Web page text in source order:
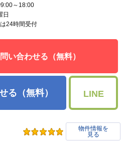
～18:00
日
24時間受付
い合わせる（無料）
る（無料） LINE
物件情報を
見る